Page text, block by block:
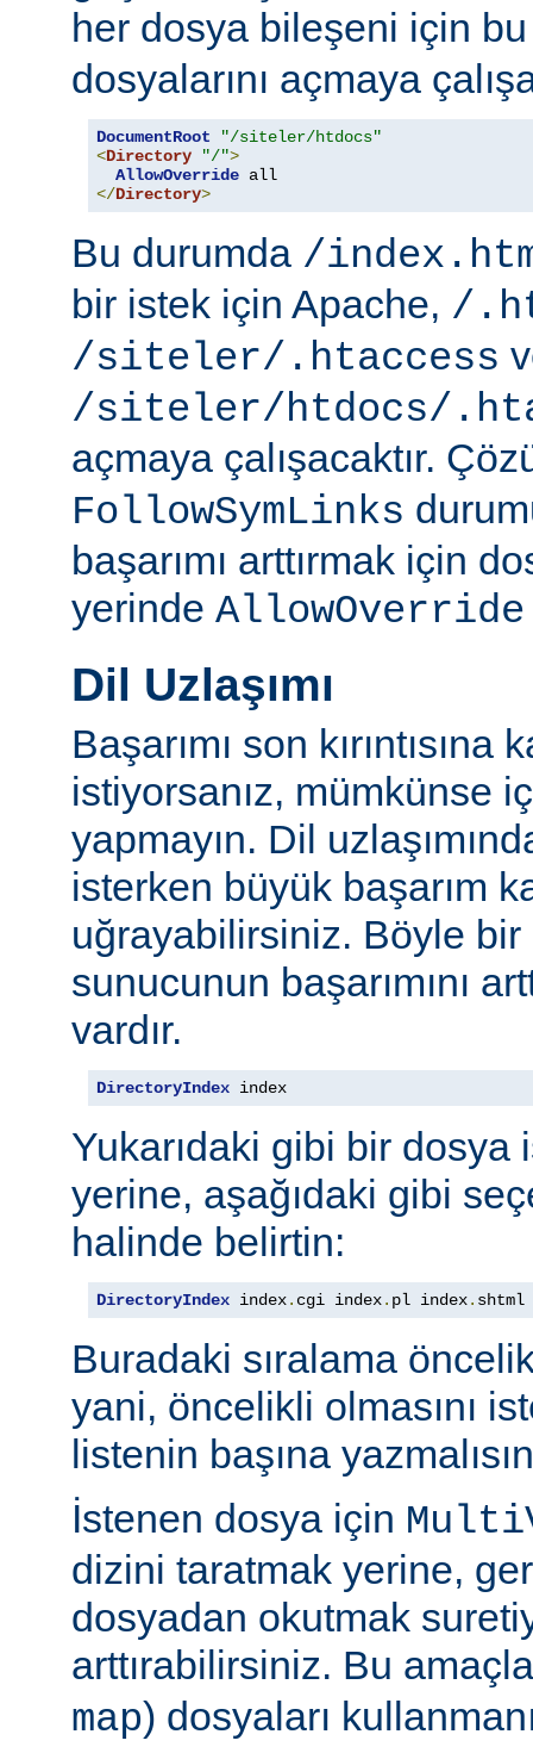
her dosya bileşeni için
dosyalarını açmaya
DocumentRoot
"/siteler/htdocs"
<Directory "/">
AllowOverride
</Directory>
Bu durumda /
bir istek için Apache, /
/siteler/.htaccess
/siteler/htdocs/
açmaya çalışacaktır.
FollowSymLinks
başarımı arttırmak için
yerinde AllowOverride
Dil Uzlaşımı
Başarımı son kırıntısına
istiyorsanız, mümkünse
yapmayın. Dil
isterken büyük başarım
uğrayabilirsiniz. Böyle bir
sunucunun başarımını
vardır.
DirectoryIndex index
Yukarıdaki gibi bir dosya
yerine, aşağıdaki gibi
halinde belirtin:
DirectoryIndex index. cgi index. pl index. shtml
Buradaki sıralama
yani, öncelikli olmasını
listenin başına
İstenen dosya için
dizini taratmak yerine,
dosyadan okutmak
arttırabilirsiniz. Bu
map) dosyaları